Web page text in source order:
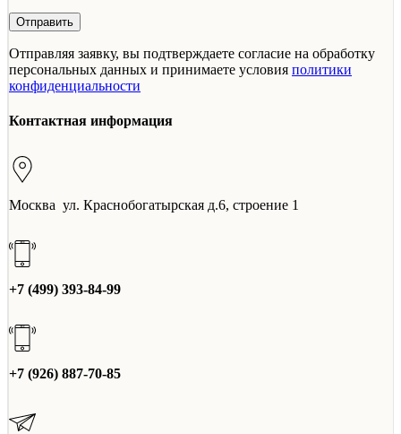
Отправляя заявку, вы подтверждаете согласие на обработку
персональных данных и принимаете условия политики
конфиденциальности
Контактная информация
Москва ул. Краснобогатырская д.6, строение 1
+7 (499) 393-84-99
+7 (926) 887-70-85